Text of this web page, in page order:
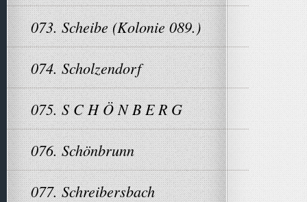
073. Scheibe (Kolonie 089.)
074. Scholzendorf
075. S C H Ö N B E R G
076. Schönbrunn
077. Schreibersbach